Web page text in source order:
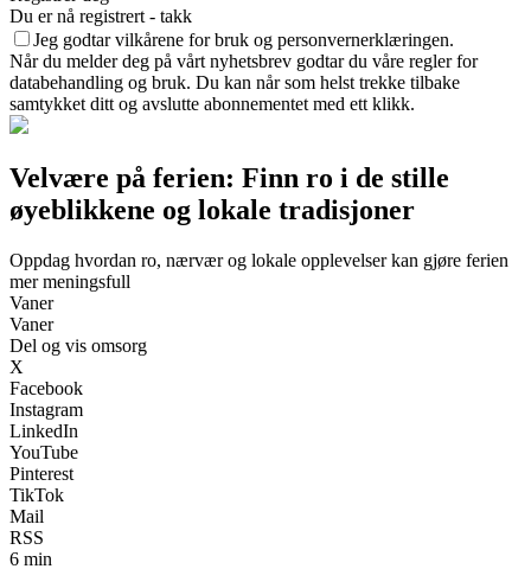
Du er nå registrert - takk
Jeg godtar vilkårene for bruk og personvernerklæringen.
Når du melder deg på vårt nyhetsbrev godtar du våre regler for
databehandling og bruk. Du kan når som helst trekke tilbake
samtykket ditt og avslutte abonnementet med ett klikk.
Velvære på ferien: Finn ro i de stille
øyeblikkene og lokale tradisjoner
Oppdag hvordan ro, nærvær og lokale opplevelser kan gjøre ferien
mer meningsfull
Vaner
Vaner
Del og vis omsorg
X
Facebook
Instagram
LinkedIn
YouTube
Pinterest
TikTok
Mail
RSS
6 min